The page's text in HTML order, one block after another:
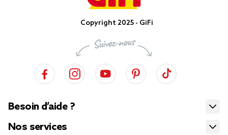
Copyright 2025 - GiFi
Besoin d’aide ?
Nos services